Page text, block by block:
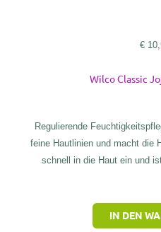
€
Wilco Classic
Regulierende
feine Hautlinien und macht die
schnell in die Haut ein und
IN DEN